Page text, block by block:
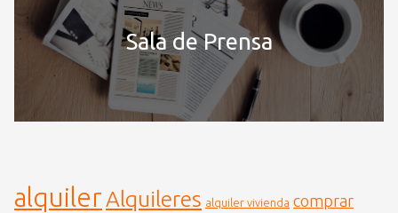
Sala de Prensa
alquilerAlquileres alquiler vivienda comprar